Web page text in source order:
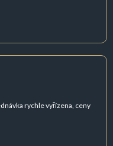
rychle vyřízena, ceny